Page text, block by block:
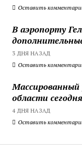
Оставить
В аэропорту
3 ДНЯ НАЗАД
Оставить
области сегодня
4 ДНЯ НАЗАД
Оставить